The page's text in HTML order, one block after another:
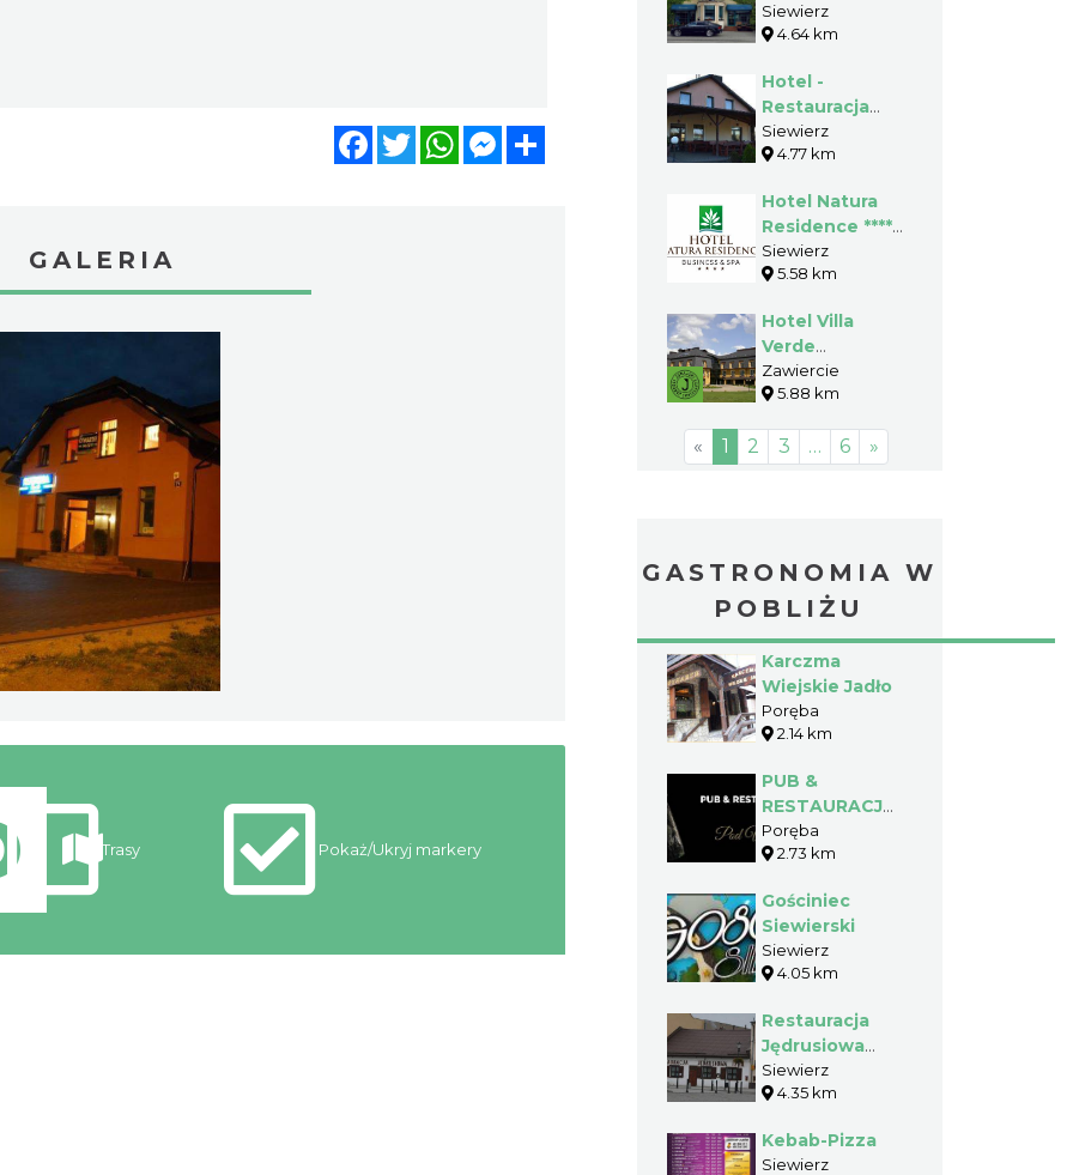
FacebookTwitterWhatsAppMessenger
GALERIA
Trasy Pokaż/Ukryj markery
Siewierz
4.64 km
Hotel -
Restauracja
Albatros
Siewierz
4.77 km
Hotel Natura
Residence ****
Business & SPA
Siewierz
5.58 km
Hotel Villa
Verde
Congress &
SPA****
Zawiercie
5.88 km
« 1 2 3 … 6 »
GASTRONOMIA W
POBLIŻU
Karczma
Wiejskie Jadło
Poręba
2.14 km
PUB &
RESTAURACJA
Pod Wieżą
Poręba
2.73 km
Gościniec
Siewierski
Siewierz
4.05 km
Restauracja
Jędrusiowa
Izba
Siewierz
4.35 km
Kebab-Pizza
Siewierz